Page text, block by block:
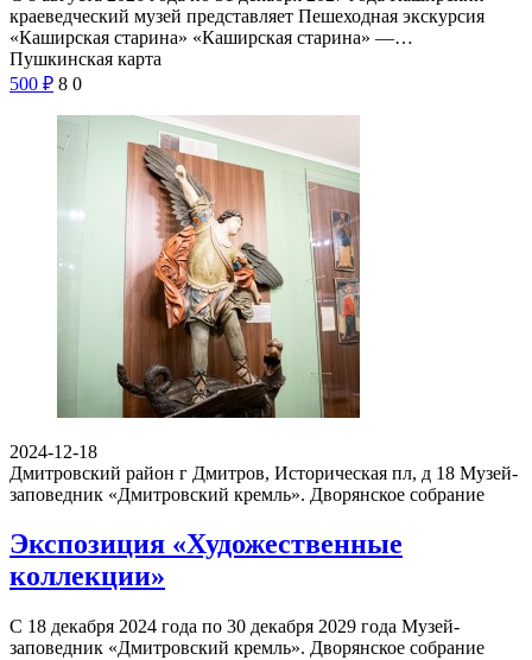
краеведческий музей представляет Пешеходная экскурсия
«Каширская старина» «Каширская старина» —…
Пушкинская карта
500 ₽ 8 0
2024-12-18
Дмитровский район г Дмитров, Историческая пл, д 18 Музей-
заповедник «Дмитровский кремль». Дворянское собрание
Экспозиция «Художественные
коллекции»
С 18 декабря 2024 года по 30 декабря 2029 года Музей-
заповедник «Дмитровский кремль». Дворянское собрание